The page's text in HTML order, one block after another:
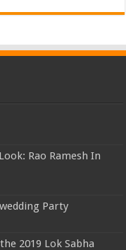
Rao Ramesh In
Party
2019 Lok Sabha